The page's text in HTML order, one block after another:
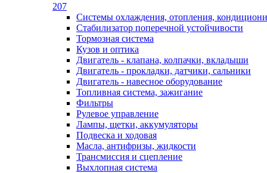
207
Системы охлаждения, отопления,
Стабилизатор поперечной устойчивости
Тормозная система
Кузов и оптика
Двигатель - клапана, колпачки, вкладыши
Двигатель - прокладки, датчики, сальники
Двигатель - навесное оборудование
Топливная система, зажигание
Фильтры
Рулевое управление
Лампы, щетки, аккумуляторы
Подвеска и ходовая
Масла, антифризы, жидкости
Трансмиссия и сцепление
Выхлопная система